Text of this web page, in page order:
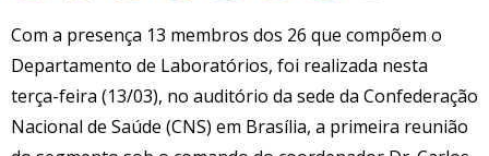
Com a presença 13 membros dos 26 que compõem o
Departamento de Laboratórios, foi realizada nesta
terça-feira (13/03), no auditório da sede da Confederação
Nacional de Saúde (CNS) em Brasília, a primeira reunião